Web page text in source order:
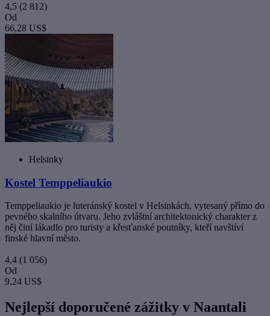
4,5 (2 812)
Od
66,28 US$
Helsinky
Kostel Temppeliaukio
Temppeliaukio je luteránský kostel v Helsinkách, vytesaný přímo do
pevného skalního útvaru. Jeho zvláštní architektonický charakter z
něj činí lákadlo pro turisty a křesťanské poutníky, kteří navštíví
finské hlavní město.
4,4 (1 056)
Od
9,24 US$
Nejlepší doporučené zážitky v Naantali